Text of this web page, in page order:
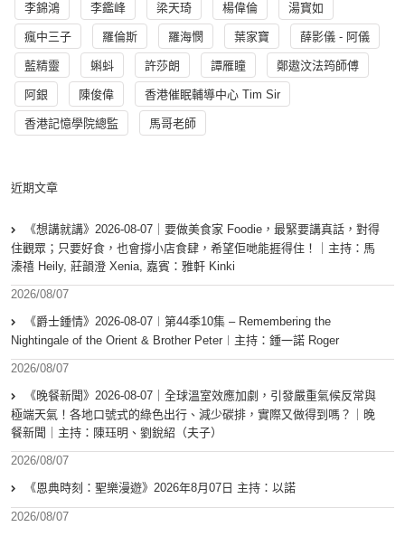
李錦鴻 李鑑峰 梁天琦 楊偉倫 湯寳如
瘋中三子 羅倫斯 羅海憫 葉家寶 薛影儀 - 阿儀
藍精靈 蝌蚪 許莎朗 譚雁瞳 鄭遨汶法筠師傅
阿銀 陳俊偉 香港催眠輔導中心 Tim Sir
香港記憶學院總監 馬哥老師
近期文章
《想講就講》2026-08-07｜要做美食家 Foodie，最緊要講真話，對得
住觀眾；只要好食，也會撐小店食肆，希望佢哋能捱得住！｜主持：馬
溱禧 Heily, 莊韻澄 Xenia, 嘉賓：雅軒 Kinki
2026/08/07
《爵士鍾情》2026-08-07︱第44季10集 – Remembering the
Nightingale of the Orient & Brother Peter︱主持：鍾一諾 Roger
2026/08/07
《晚餐新聞》2026-08-07｜全球溫室效應加劇，引發嚴重氣候反常與
極端天氣！各地口號式的綠色出行、減少碳排，實際又做得到嗎？｜晚
餐新聞｜主持：陳珏明、劉銳紹（夫子）
2026/08/07
《恩典時刻：聖樂漫遊》2026年8月07日 主持：以諾
2026/08/07